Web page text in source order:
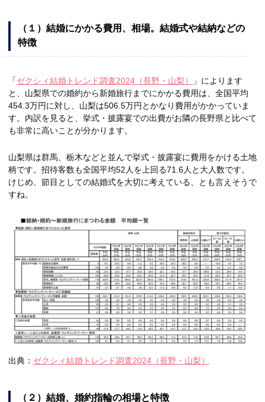
（１）結婚にかかる費用、相場。結婚式や結納などの
特徴
「ゼクシィ結婚トレンド調査2024（長野・山梨）
」によります
と、山梨県での婚約から新婚旅行までにかかる費用は、全国平均
454.3万円に対し、山梨は506.5万円とかなり費用がかかっていま
す。内訳を見ると、挙式・披露宴での出費がお隣の長野県と比べて
も非常に高いことが分かります。
山梨県は群馬、栃木などと並んで挙式・披露宴に費用をかける土地
柄です。招待客数も全国平均52人を上回る71.6人と大人数です。
けじめ、節目としての結婚式を大切に考えている、とも言えそうで
すね。
出典： ゼクシィ結婚トレンド調査2024（長野・山梨）
（２）結婚、婚約指輪の相場と特徴